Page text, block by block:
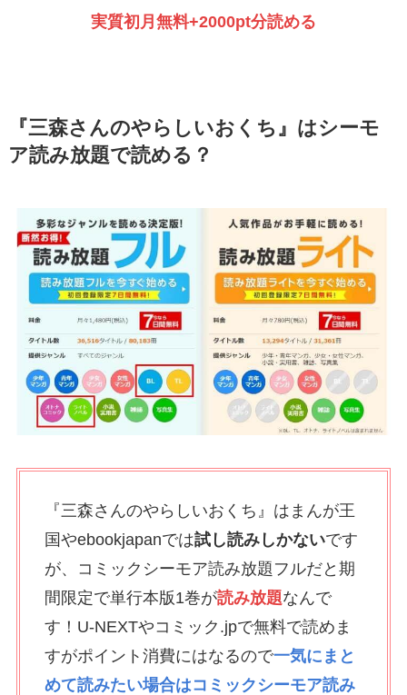
実質初月無料+2000pt分読める
『三森さんのやらしいおくち』はシーモ
ア読み放題で読める？
『三森さんのやらしいおくち』はまんが王
国やebookjapanでは試し読みしかないです
が、コミックシーモア読み放題フルだと期
間限定で単行本版1巻が読み放題なんで
す！U-NEXTやコミック.jpで無料で読めま
すがポイント消費にはなるので一気にまと
めて読みたい場合はコミックシーモア読み